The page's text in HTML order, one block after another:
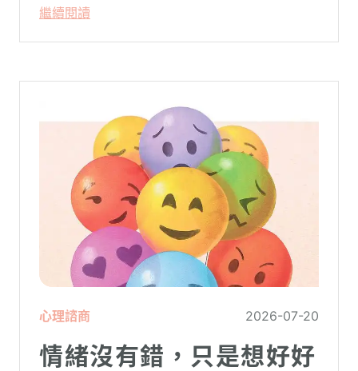
陌生。
繼續閱讀
心理諮商 2026-07-20
情緒沒有錯，只是想好好